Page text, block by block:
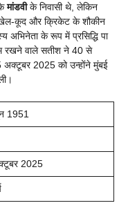
केमांडवीके निवासी थे, लेकिन
कूद और क्रिकेट के शौकीन
अभिनेता के रूप में प्रसिद्धि पा
रखने वाले सतीश ने 40 से
अक्टूबर 2025 को उन्होंने मुंबई
1951
2025